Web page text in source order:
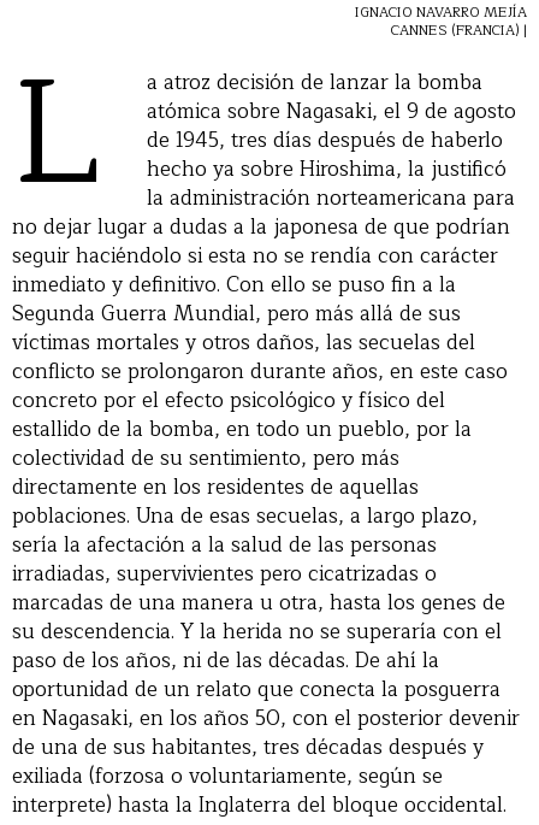
IGNACIO NAVARRO MEJÍA
CANNES (FRANCIA) |
L
a atroz decisión de lanzar la bomba
atómica sobre Nagasaki, el 9 de agosto
de 1945, tres días después de haberlo
hecho ya sobre Hiroshima, la justificó
la administración norteamericana para
no dejar lugar a dudas a la japonesa de que podrían
seguir haciéndolo si esta no se rendía con carácter
inmediato y definitivo. Con ello se puso fin a la
Segunda Guerra Mundial, pero más allá de sus
víctimas mortales y otros daños, las secuelas del
conflicto se prolongaron durante años, en este caso
concreto por el efecto psicológico y físico del
estallido de la bomba, en todo un pueblo, por la
colectividad de su sentimiento, pero más
directamente en los residentes de aquellas
poblaciones. Una de esas secuelas, a largo plazo,
sería la afectación a la salud de las personas
irradiadas, supervivientes pero cicatrizadas o
marcadas de una manera u otra, hasta los genes de
su descendencia. Y la herida no se superaría con el
paso de los años, ni de las décadas. De ahí la
oportunidad de un relato que conecta la posguerra
en Nagasaki, en los años 50, con el posterior devenir
de una de sus habitantes, tres décadas después y
exiliada (forzosa o voluntariamente, según se
interprete) hasta la Inglaterra del bloque occidental.